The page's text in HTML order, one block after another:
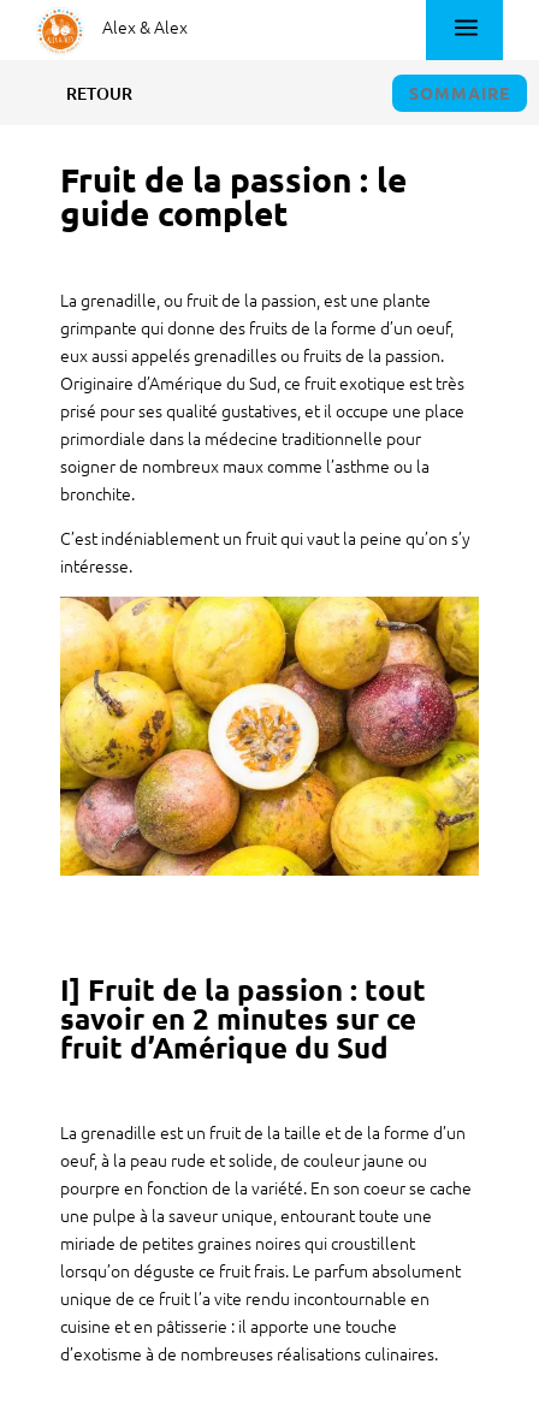
Alex & Alex
RETOUR SOMMAIRE
Fruit de la passion : le
guide complet
La grenadille, ou fruit de la passion, est une plante
grimpante qui donne des fruits de la forme d’un oeuf,
eux aussi appelés grenadilles ou fruits de la passion.
Originaire d’Amérique du Sud, ce fruit exotique est très
prisé pour ses qualité gustatives, et il occupe une place
primordiale dans la médecine traditionnelle pour
soigner de nombreux maux comme l’asthme ou la
bronchite.
C’est indéniablement un fruit qui vaut la peine qu’on s’y
intéresse.
I] Fruit de la passion : tout
savoir en 2 minutes sur ce
fruit d’Amérique du Sud
La grenadille est un fruit de la taille et de la forme d’un
oeuf, à la peau rude et solide, de couleur jaune ou
pourpre en fonction de la variété. En son coeur se cache
une pulpe à la saveur unique, entourant toute une
miriade de petites graines noires qui croustillent
lorsqu’on déguste ce fruit frais. Le parfum absolument
unique de ce fruit l’a vite rendu incontournable en
cuisine et en pâtisserie : il apporte une touche
d’exotisme à de nombreuses réalisations culinaires.